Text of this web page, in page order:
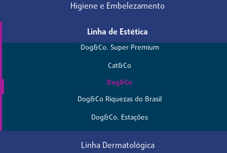
Higiene e Embelezamento
Linha de Estética
Dog&Co. Super Premium
Cat&Co
Dog&Co
Dog&Co Riquezas do Brasil
Dog&Co. Estações
Linha Dermatológica